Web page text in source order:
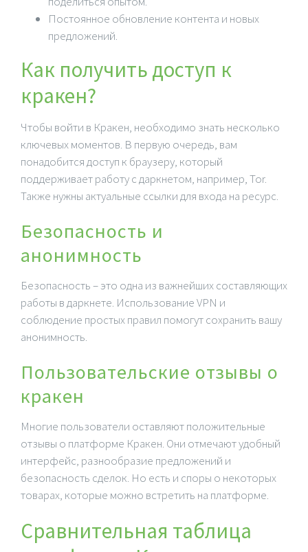
Постоянное обновление контента и новых
предложений.
Как получить доступ к
кракен?
Чтобы войти в Кракен, необходимо знать несколько
ключевых моментов. В первую очередь, вам
понадобится доступ к браузеру, который
поддерживает работу с даркнетом, например, Tor.
Также нужны актуальные ссылки для входа на ресурс.
Безопасность и
анонимность
Безопасность – это одна из важнейших составляющих
работы в даркнете. Использование VPN и
соблюдение простых правил помогут сохранить вашу
анонимность.
Пользовательские отзывы о
кракен
Многие пользователи оставляют положительные
отзывы о платформе Кракен. Они отмечают удобный
интерфейс, разнообразие предложений и
безопасность сделок. Но есть и споры о некоторых
товарах, которые можно встретить на платформе.
Сравнительная таблица